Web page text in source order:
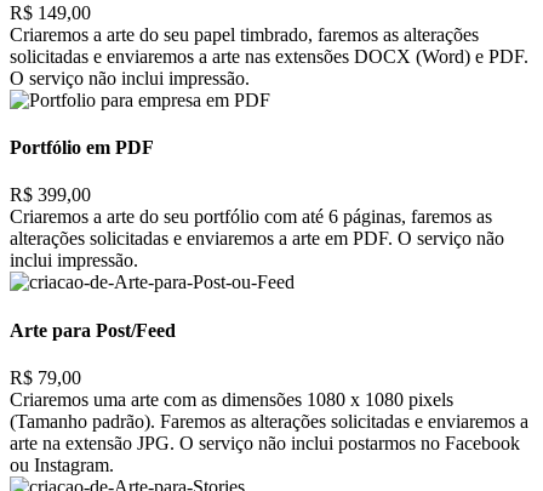
R$ 149,00
Criaremos a arte do seu papel timbrado, faremos as alterações
solicitadas e enviaremos a arte nas extensões DOCX (Word) e PDF.
O serviço não inclui impressão.
Portfólio em PDF
R$ 399,00
Criaremos a arte do seu portfólio com até 6 páginas, faremos as
alterações solicitadas e enviaremos a arte em PDF. O serviço não
inclui impressão.
Arte para Post/Feed
R$ 79,00
Criaremos uma arte com as dimensões 1080 x 1080 pixels
(Tamanho padrão). Faremos as alterações solicitadas e enviaremos a
arte na extensão JPG. O serviço não inclui postarmos no Facebook
ou Instagram.